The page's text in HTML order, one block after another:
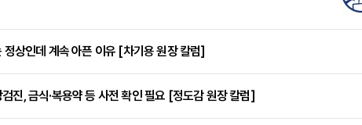
정상인데 계속 아픈 이유 [차기용 원장 칼럼]
진, 금식·복용약 등 사전 확인 필요 [정도감 원장 칼럼]